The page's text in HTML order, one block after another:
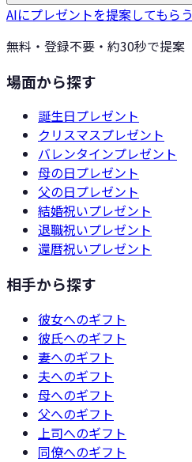
AIにプレゼントを提案してもらう
無料・登録不要・約30秒で提案
場面から探す
誕生日プレゼント
クリスマスプレゼント
バレンタインプレゼント
母の日プレゼント
父の日プレゼント
結婚祝いプレゼント
退職祝いプレゼント
還暦祝いプレゼント
相手から探す
彼女へのギフト
彼氏へのギフト
妻へのギフト
夫へのギフト
母へのギフト
父へのギフト
上司へのギフト
同僚へのギフト